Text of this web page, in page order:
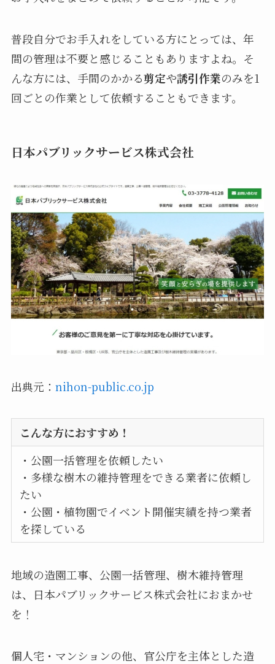
普段自分でお手入れをしている方にとっては、年
間の管理は不要と感じることもありますよね。そ
んな方には、手間のかかる剪定や誘引作業のみを1
回ごとの作業として依頼することもできます。
日本パブリックサービス株式会社
出典元： nihon-public.co.jp
こんな方におすすめ！
・公園一括管理を依頼したい
・多様な樹木の維持管理をできる業者に依頼し
たい
・公園・植物園でイベント開催実績を持つ業者
を探している
地域の造園工事、公園一括管理、樹木維持管理
は、日本パブリックサービス株式会社におまかせ
を！
個人宅・マンションの他、官公庁を主体とした造